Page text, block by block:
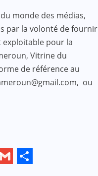
monde des médias,
par la volonté de fournir
pour la
Vitrine du
de référence au
ou